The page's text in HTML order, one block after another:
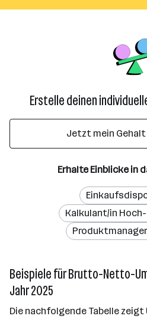
Erstelle deinen
Jetzt mein
Erhalte Einblicke in
Kalkulant/in
Beispiele für Brutto-Netto-
Jahr 2025
Die nachfolgende Tabelle